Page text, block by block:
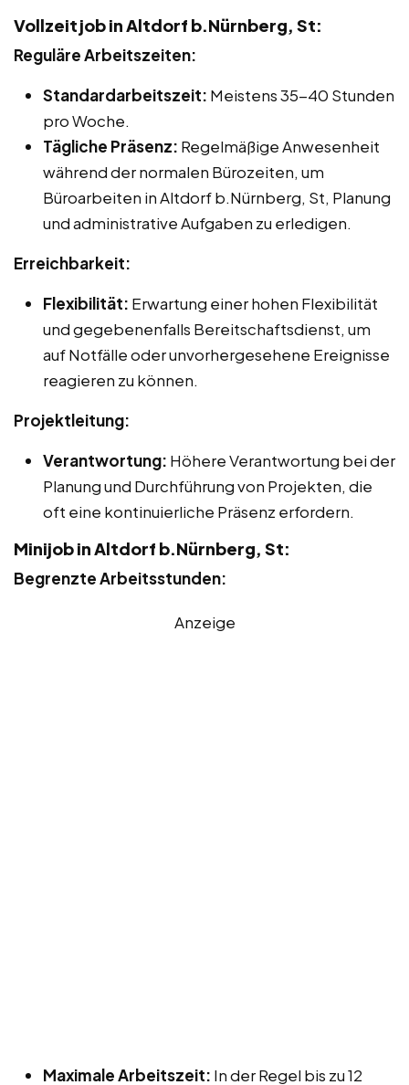
Vollzeitjob in Altdorf b.Nürnberg, St:
Reguläre Arbeitszeiten:
Standardarbeitszeit: Meistens 35-40 Stunden
pro Woche.
Tägliche Präsenz: Regelmäßige Anwesenheit
während der normalen Bürozeiten, um
Büroarbeiten in Altdorf b.Nürnberg, St, Planung
und administrative Aufgaben zu erledigen.
Erreichbarkeit:
Flexibilität: Erwartung einer hohen Flexibilität
und gegebenenfalls Bereitschaftsdienst, um
auf Notfälle oder unvorhergesehene Ereignisse
reagieren zu können.
Projektleitung:
Verantwortung: Höhere Verantwortung bei der
Planung und Durchführung von Projekten, die
oft eine kontinuierliche Präsenz erfordern.
Minijob in Altdorf b.Nürnberg, St:
Begrenzte Arbeitsstunden:
Anzeige
Maximale Arbeitszeit: In der Regel bis zu 12